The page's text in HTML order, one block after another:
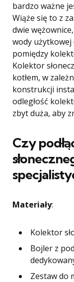
bardzo ważne
Wiąże się to z
dwie
wody
pomiędzy
Kolektor
kotłem, w
konstrukcji
odległość
zbyt duża, aby
Czy
Materiały:
Kolektor
Bojler z
Zestaw do